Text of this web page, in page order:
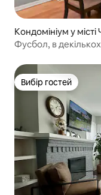
Кондомініум у місті
Фусбол, в декількох
Вибір гостей
Вибір гостей